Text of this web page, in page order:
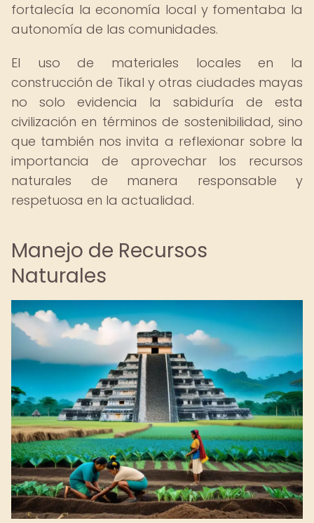
fortalecía la economía local y fomentaba la
autonomía de las comunidades.
El uso de materiales locales en la
construcción de Tikal y otras ciudades mayas
no solo evidencia la sabiduría de esta
civilización en términos de sostenibilidad, sino
que también nos invita a reflexionar sobre la
importancia de aprovechar los recursos
naturales de manera responsable y
respetuosa en la actualidad.
Manejo de Recursos
Naturales